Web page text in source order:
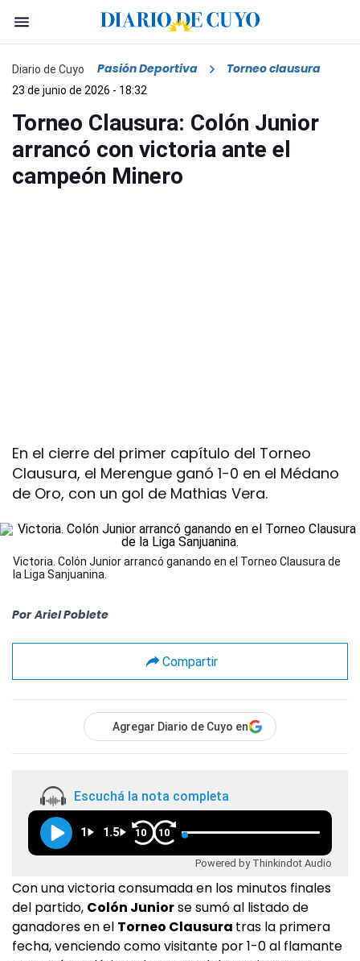
Diario de Cuyo Pasión Deportiva Torneo clausura
23 de junio de 2026 - 18:32
Torneo Clausura: Colón Junior
arrancó con victoria ante el
campeón Minero
En el cierre del primer capítulo del Torneo
Clausura, el Merengue ganó 1-0 en el Médano
de Oro, con un gol de Mathias Vera.
Victoria. Colón Junior arrancó ganando en el Torneo Clausura de
la Liga Sanjuanina.
Por Ariel Poblete
Compartir
Agregar Diario de Cuyo en
Escuchá la nota completa
1 1.5 10 10
Powered by Thinkindot Audio
Con una victoria consumada en los minutos finales
del partido, Colón Juniorse sumó al listado de
ganadores en el Torneo Clausura tras la primera
fecha, venciendo como visitante por 1-0 al flamante